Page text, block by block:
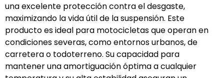
una excelente protección contra el desgaste,
maximizando la vida útil de la suspensión. Este
producto es ideal para motocicletas que operan en
condiciones severas, como entornos urbanos, de
carretera o todoterreno. Su capacidad para
mantener una amortiguación óptima a cualquier